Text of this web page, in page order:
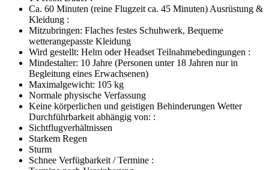
Ca. 60 Minuten (reine Flugzeit ca. 45 Minuten) Ausrüstung &
Kleidung :
Mitzubringen: Flaches festes Schuhwerk, Bequeme
wetterangepasste Kleidung
Wird gestellt: Helm oder Headset Teilnahmebedingungen :
Mindestalter: 10 Jahre (Personen unter 18 Jahren nur in
Begleitung eines Erwachsenen)
Maximalgewicht: 105 kg
Normale physische Verfassung
Keine körperlichen und geistigen Behinderungen Wetter
Durchführbarkeit abhängig von: :
Sichtflugverhältnissen
Starkem Regen
Sturm
Schnee Verfügbarkeit / Termine :